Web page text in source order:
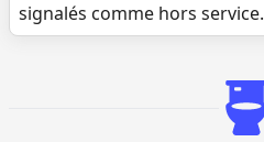
signalés comme hors service.